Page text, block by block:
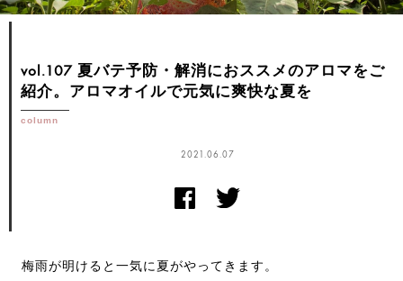
vol.107 夏バテ予防・解消におススメのアロマをご
紹介。アロマオイルで元気に爽快な夏を
column
2021.06.07
梅雨が明けると一気に夏がやってきます。